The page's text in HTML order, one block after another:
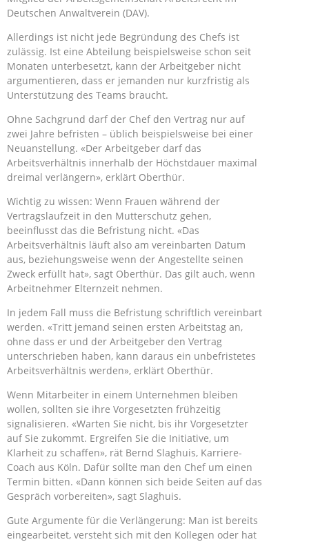
Deutschen Anwaltverein (DAV).
Allerdings ist nicht jede Begründung des Chefs ist
zulässig. Ist eine Abteilung beispielsweise schon seit
Monaten unterbesetzt, kann der Arbeitgeber nicht
argumentieren, dass er jemanden nur kurzfristig als
Unterstützung des Teams braucht.
Ohne Sachgrund darf der Chef den Vertrag nur auf
zwei Jahre befristen – üblich beispielsweise bei einer
Neuanstellung. «Der Arbeitgeber darf das
Arbeitsverhältnis innerhalb der Höchstdauer maximal
dreimal verlängern», erklärt Oberthür.
Wichtig zu wissen: Wenn Frauen während der
Vertragslaufzeit in den Mutterschutz gehen,
beeinflusst das die Befristung nicht. «Das
Arbeitsverhältnis läuft also am vereinbarten Datum
aus, beziehungsweise wenn der Angestellte seinen
Zweck erfüllt hat», sagt Oberthür. Das gilt auch, wenn
Arbeitnehmer Elternzeit nehmen.
In jedem Fall muss die Befristung schriftlich vereinbart
werden. «Tritt jemand seinen ersten Arbeitstag an,
ohne dass er und der Arbeitgeber den Vertrag
unterschrieben haben, kann daraus ein unbefristetes
Arbeitsverhältnis werden», erklärt Oberthür.
Wenn Mitarbeiter in einem Unternehmen bleiben
wollen, sollten sie ihre Vorgesetzten frühzeitig
signalisieren. «Warten Sie nicht, bis ihr Vorgesetzter
auf Sie zukommt. Ergreifen Sie die Initiative, um
Klarheit zu schaffen», rät Bernd Slaghuis, Karriere-
Coach aus Köln. Dafür sollte man den Chef um einen
Termin bitten. «Dann können sich beide Seiten auf das
Gespräch vorbereiten», sagt Slaghuis.
Gute Argumente für die Verlängerung: Man ist bereits
eingearbeitet, versteht sich mit den Kollegen oder hat